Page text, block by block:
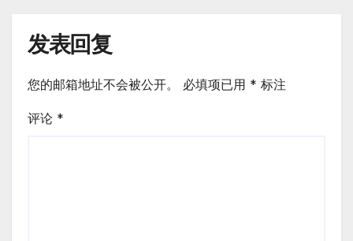
发表回复
您的邮箱地址不会被公开。 必填项已用 * 标注
评论 *